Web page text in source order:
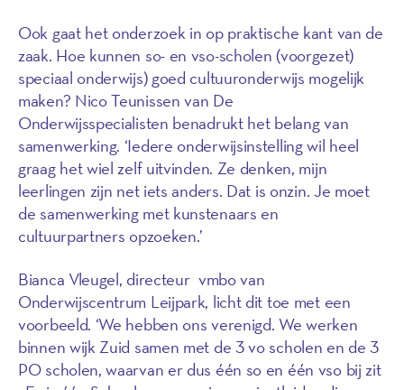
Ook gaat het onderzoek in op praktische kant van de
zaak. Hoe kunnen so- en vso-scholen (voorgezet)
speciaal onderwijs) goed cultuuronderwijs mogelijk
maken? Nico Teunissen van De
Onderwijsspecialisten benadrukt het belang van
samenwerking. ‘Iedere onderwijsinstelling wil heel
graag het wiel zelf uitvinden. Ze denken, mijn
leerlingen zijn net iets anders. Dat is onzin. Je moet
de samenwerking met kunstenaars en
cultuurpartners opzoeken.’
Bianca Vleugel, directeur vmbo van
Onderwijscentrum Leijpark, licht dit toe met een
voorbeeld. ‘We hebben ons verenigd. We werken
binnen wijk Zuid samen met de 3 vo scholen en de 3
PO scholen, waarvan er dus één so en één vso bij zit